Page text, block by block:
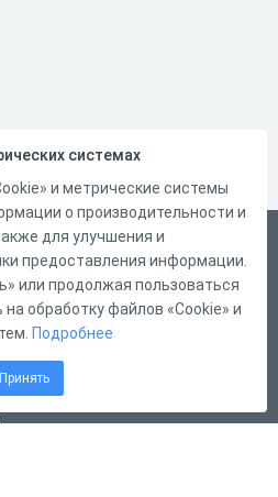
системах
и метрические системы
о производительности и
для улучшения и
предоставления информации.
или продолжая пользоваться
обработку файлов «Cookie» и
Подробнее
Принять